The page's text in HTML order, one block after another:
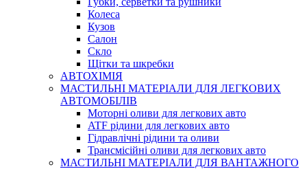
Колеса
Кузов
Салон
Скло
Щітки та шкребки
АВТОХІМІЯ
МАСТИЛЬНІ МАТЕРІАЛИ ДЛЯ ЛЕГКОВИХ
АВТОМОБІЛІВ
Моторні оливи для легкових авто
ATF рідини для легкових авто
Гідравлічні рідини та оливи
Трансмісійні оливи для легкових авто
МАСТИЛЬНІ МАТЕРІАЛИ ДЛЯ ВАНТАЖНОГО